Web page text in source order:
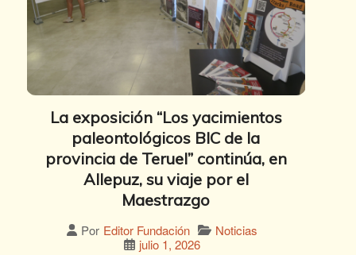
La exposición “Los yacimientos
paleontológicos BIC de la
provincia de Teruel” continúa, en
Allepuz, su viaje por el
Maestrazgo
Por Editor Fundación
Noticias
julio 1, 2026